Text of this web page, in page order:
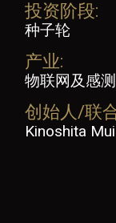
投资阶段:
种子轮
产业:
物联网及感
创始人/联
Kinoshita